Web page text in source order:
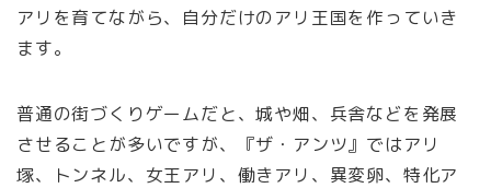
アリを育てながら、自分だけのアリ王国を作っていき
ます。
普通の街づくりゲームだと、城や畑、兵舎などを発展
させることが多いですが、『ザ・アンツ』ではアリ
塚、トンネル、女王アリ、働きアリ、異変卵、特化ア